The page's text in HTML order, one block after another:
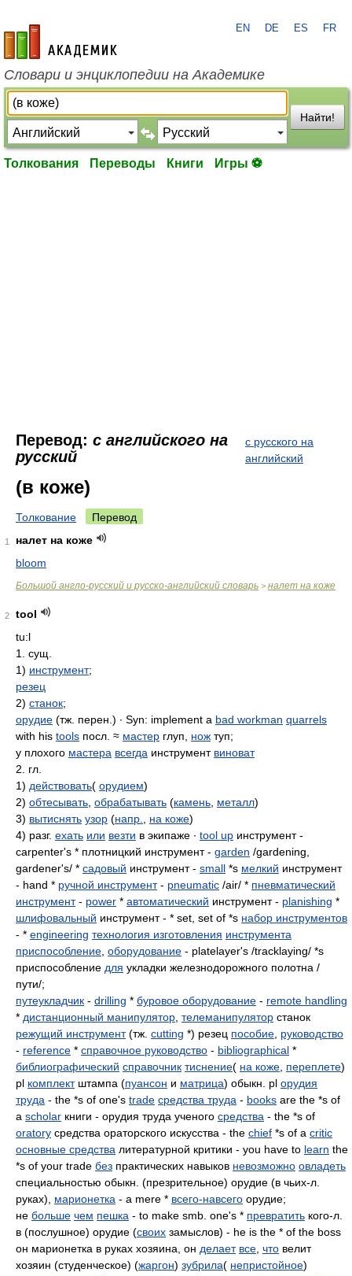
academic.ru
EN DE ES FR
Словари и энциклопедии на Академике
Найти!
Толкования Переводы Книги Игры ⚽
Перевод: с английского на
русский
с русского на
английский
(в коже)
Толкование Перевод
1
налет на коже
bloom
Большой англо-русский и русско-английский словарь > налет на коже
2
tool
tu:l
1. сущ.
1) инструмент;
резец
2) станок;
орудие (тж. перен.) ∙ Syn: implement a bad workman quarrels
with his tools посл. ≈ мастер глуп, нож туп;
у плохого мастера всегда инструмент виноват
2. гл.
1) действовать( орудием)
2) обтесывать обрабатывать (камень металл)
3) вытиснять узор (напр. на коже)
4) разг. ехать или везти в экипаже ∙ tool up инструмент -
carpenter's * плотницкий инструмент - garden /gardening,
gardener's/ * садовый инструмент - small *s мелкий инструмент
- hand * ручной инструмент- pneumatic /air/ * пневматический
инструмент- power * автоматический инструмент - planishing *
шлифовальный инструмент - * set, set of *s набор инструментов
- * engineering технология изготовления инструмента
приспособление оборудование - platelayer's /tracklaying/ *s
приспособление для укладки железнодорожного полотна /
пути/;
путеукладчик - drilling * буровое оборудование - remote handling
* дистанционный манипулятор телеманипулятор станок
режущий инструмент(тж. cutting *) резец пособие руководство
- reference * справочное руководство - bibliographical *
библиографический справочник тиснение( на коже переплете)
pl комплектштампа (пуансон и матрица) обыкн. pl орудия
труда - the *s of one's trade средства труда - books are the *s of
a scholar книги - орудия труда ученого средства - the *s of
oratory средства ораторского искусства - the chief *s of a critic
основные средства литературной критики - you have to learn the
*s of your trade без практических навыков невозможно овладеть
специальностью обыкн. (презрительное) орудие (в чьих-л.
руках), марионетка - a mere * всего-навсего орудие;
не больше чем пешка - to make smb. one's * превратить кого-л.
в (послушное) орудие (своих замыслов) - he is the * of the boss
он марионетка в руках хозяина, он делает все что велит
хозяин (студенческое) (жаргон) зубрила( непристойное)